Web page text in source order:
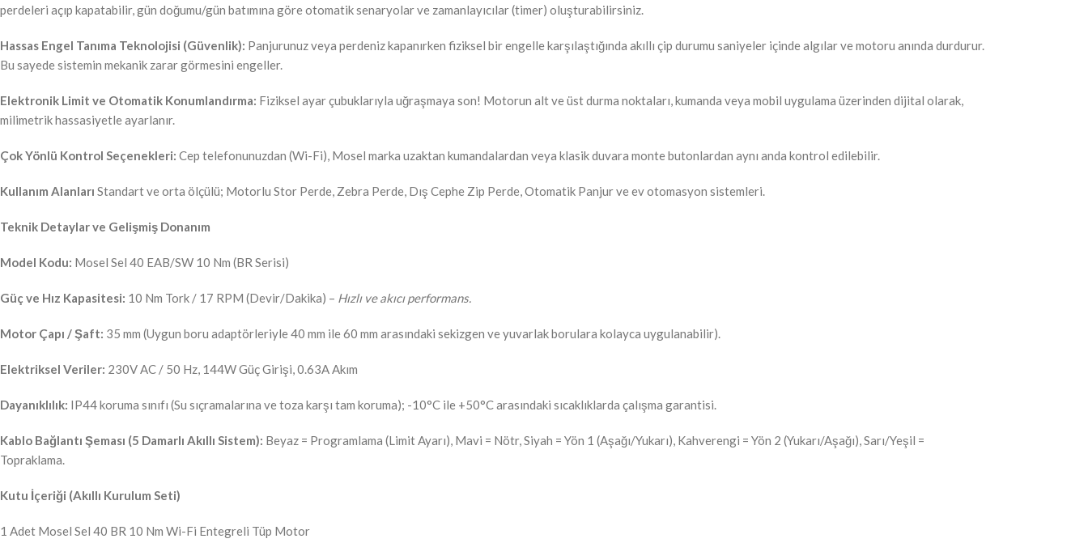
perdeleri açıp kapatabilir, gün doğumu/gün batımına göre otomatik senaryolar ve zamanlayıcılar (timer) oluşturabilirsiniz.
Hassas Engel Tanıma Teknolojisi (Güvenlik): Panjurunuz veya perdeniz kapanırken fiziksel bir engelle karşılaştığında akıllı çip durumu saniyeler içinde algılar ve motoru anında durdurur.
Bu sayede sistemin mekanik zarar görmesini engeller.
Elektronik Limit ve Otomatik Konumlandırma: Fiziksel ayar çubuklarıyla uğraşmaya son! Motorun alt ve üst durma noktaları, kumanda veya mobil uygulama üzerinden dijital olarak,
milimetrik hassasiyetle ayarlanır.
Çok Yönlü Kontrol Seçenekleri: Cep telefonunuzdan (Wi-Fi), Mosel marka uzaktan kumandalardan veya klasik duvara monte butonlardan aynı anda kontrol edilebilir.
Kullanım Alanları Standart ve orta ölçülü; Motorlu Stor Perde, Zebra Perde, Dış Cephe Zip Perde, Otomatik Panjur ve ev otomasyon sistemleri.
Teknik Detaylar ve Gelişmiş Donanım
Model Kodu: Mosel Sel 40 EAB/SW 10 Nm (BR Serisi)
Güç ve Hız Kapasitesi: 10 Nm Tork / 17 RPM (Devir/Dakika) – Hızlı ve akıcı performans.
Motor Çapı / Şaft: 35 mm (Uygun boru adaptörleriyle 40 mm ile 60 mm arasındaki sekizgen ve yuvarlak borulara kolayca uygulanabilir).
Elektriksel Veriler: 230V AC / 50 Hz, 144W Güç Girişi, 0.63A Akım
Dayanıklılık: IP44 koruma sınıfı (Su sıçramalarına ve toza karşı tam koruma); -10°C ile +50°C arasındaki sıcaklıklarda çalışma garantisi.
Kablo Bağlantı Şeması (5 Damarlı Akıllı Sistem): Beyaz = Programlama (Limit Ayarı), Mavi = Nötr, Siyah = Yön 1 (Aşağı/Yukarı), Kahverengi = Yön 2 (Yukarı/Aşağı), Sarı/Yeşil =
Topraklama.
Kutu İçeriği (Akıllı Kurulum Seti)
1 Adet Mosel Sel 40 BR 10 Nm Wi-Fi Entegreli Tüp Motor